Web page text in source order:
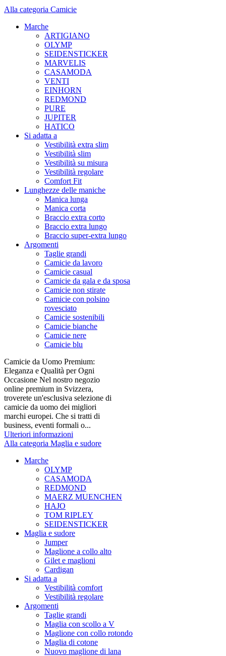
Alla categoria Camicie
Marche
ARTIGIANO
OLYMP
SEIDENSTICKER
MARVELIS
CASAMODA
VENTI
EINHORN
REDMOND
PURE
JUPITER
HATICO
Si adatta a
Vestibilità extra slim
Vestibilità slim
Vestibilità su misura
Vestibilità regolare
Comfort Fit
Lunghezze delle maniche
Manica lunga
Manica corta
Braccio extra corto
Braccio extra lungo
Braccio super-extra lungo
Argomenti
Taglie grandi
Camicie da lavoro
Camicie casual
Camicie da gala e da sposa
Camicie non stirate
Camicie con polsino
rovesciato
Camicie sostenibili
Camicie bianche
Camicie nere
Camicie blu
Camicie da Uomo Premium:
Eleganza e Qualità per Ogni
Occasione Nel nostro negozio
online premium in Svizzera,
troverete un'esclusiva selezione di
camicie da uomo dei migliori
marchi europei. Che si tratti di
business, eventi formali o...
Ulteriori informazioni
Alla categoria Maglia e sudore
Marche
OLYMP
CASAMODA
REDMOND
MAERZ MUENCHEN
HAJO
TOM RIPLEY
SEIDENSTICKER
Maglia e sudore
Jumper
Maglione a collo alto
Gilet e maglioni
Cardigan
Si adatta a
Vestibilità comfort
Vestibilità regolare
Argomenti
Taglie grandi
Maglia con scollo a V
Maglione con collo rotondo
Maglia di cotone
Nuovo maglione di lana